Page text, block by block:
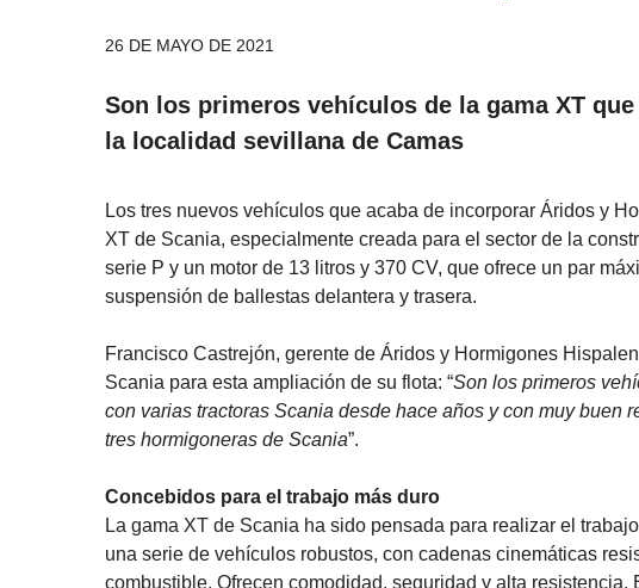
26 DE MAYO DE 2021
Son los primeros vehículos de la gama XT
la localidad sevillana de Camas
Los tres nuevos vehículos que acaba de incorporar Áridos y
XT de Scania, especialmente creada para el sector de la
serie P y un motor de 13 litros y 370 CV, que ofrece un par
suspensión de ballestas delantera y trasera.
Francisco Castrejón, gerente de Áridos y Hormigones
Scania para esta ampliación de su flota: “Son los primeros
con varias tractoras Scania desde hace años y con muy buen
tres hormigoneras de Scania”.
Concebidos para el trabajo más duro
La gama XT de Scania ha sido pensada para realizar el
una serie de vehículos robustos, con cadenas cinemáticas
combustible. Ofrecen comodidad, seguridad y alta